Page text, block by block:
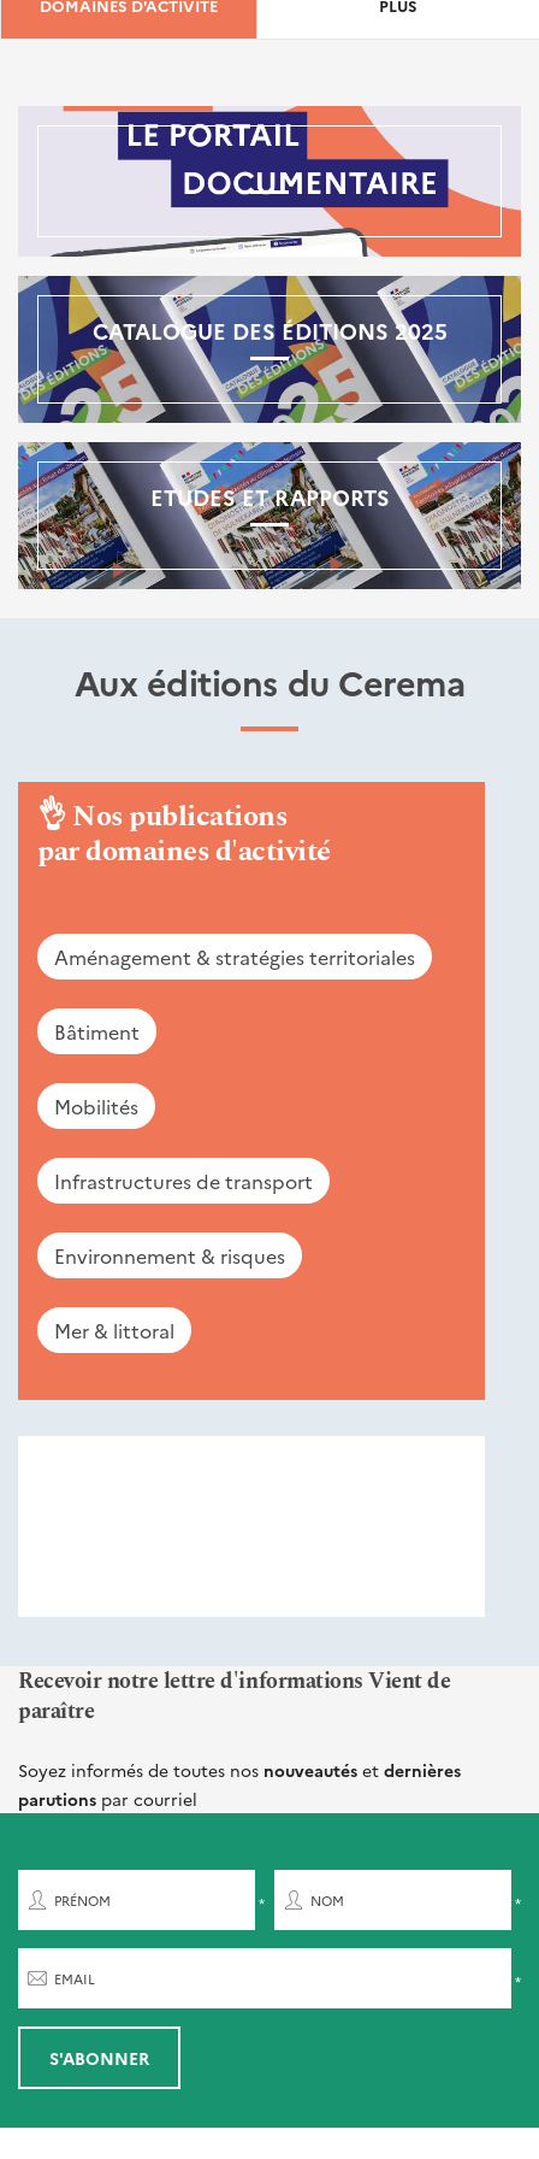
DOMAINES D'ACTIVITÉ PLUS
CATALOGUE DES ÉDITIONS 2025
ETUDES ET RAPPORTS
Aux éditions du Cerema
👌Nos publications
par domaines d'activité
Aménagement & stratégies territoriales
Bâtiment
Mobilités
Infrastructures de transport
Environnement & risques
Mer & littoral
Recevoir notre lettre d'informations Vient de
paraître
Soyez informés de toutes nos nouveautés et dernières
parutions par courriel
PRÉNOM NOM
EMAIL
S'ABONNER